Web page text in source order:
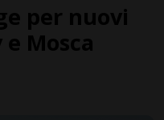
per nuovi
Mosca